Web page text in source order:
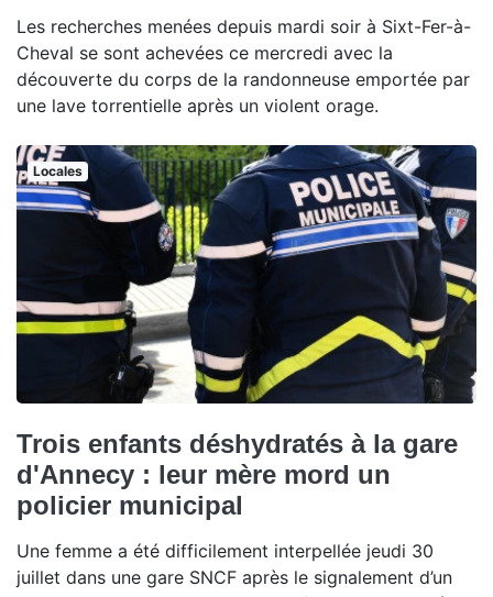
Les recherches menées depuis mardi soir à Sixt-Fer-à-
Cheval se sont achevées ce mercredi avec la
découverte du corps de la randonneuse emportée par
une lave torrentielle après un violent orage.
Locales
Trois enfants déshydratés à la gare
d'Annecy : leur mère mord un
policier municipal
Une femme a été difficilement interpellée jeudi 30
juillet dans une gare SNCF après le signalement d’un